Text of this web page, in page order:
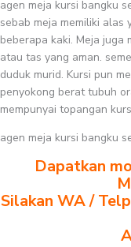
agen meja kursi bangku
sebab meja memiliki
beberapa kaki. Meja juga
atau tas yang aman.
duduk murid. Kursi pun
penyokong berat tubuh
mempunyai topangan
agen meja kursi bangku
Dapatkan
Silakan WA /